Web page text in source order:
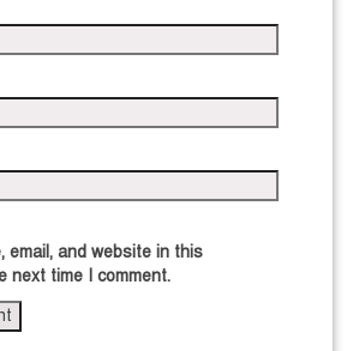
email, and website in this
next time I comment.